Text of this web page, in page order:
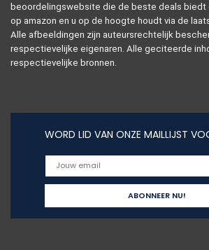
beoordelingswebsite die de beste deals biedt
op amazon en u op de hoogte houdt via de
Alle afbeeldingen zijn auteursrechtelijk
respectievelijke eigenaren. Alle geciteerde
respectievelijke bronnen.
WORD LID VAN ONZE MAILLIJST